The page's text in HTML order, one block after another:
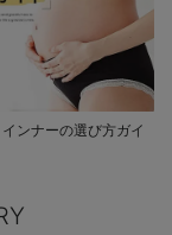
ンナーの選び方ガイ